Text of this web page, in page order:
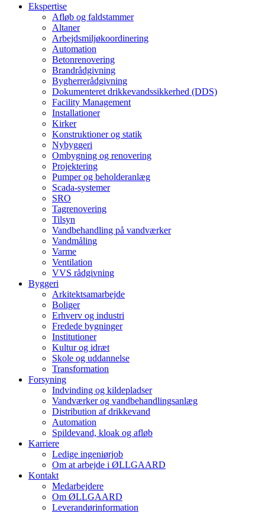
Ekspertise
Afløb og faldstammer
Altaner
Arbejdsmiljøkoordinering
Automation
Betonrenovering
Brandrådgivning
Bygherrerådgivning
Dokumenteret drikkevandssikkerhed (DDS)
Facility Management
Installationer
Kirker
Konstruktioner og statik
Nybyggeri
Ombygning og renovering
Projektering
Pumper og beholderanlæg
Scada-systemer
SRO
Tagrenovering
Tilsyn
Vandbehandling på vandværker
Vandmåling
Varme
Ventilation
VVS rådgivning
Byggeri
Arkitektsamarbejde
Boliger
Erhverv og industri
Fredede bygninger
Institutioner
Kultur og idræt
Skole og uddannelse
Transformation
Forsyning
Indvinding og kildepladser
Vandværker og vandbehandlingsanlæg
Distribution af drikkevand
Automation
Spildevand, kloak og afløb
Karriere
Ledige ingeniørjob
Om at arbejde i ØLLGAARD
Kontakt
Medarbejdere
Om ØLLGAARD
Leverandørinformation